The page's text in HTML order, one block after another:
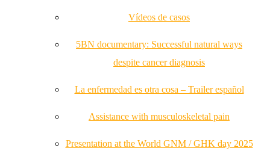
Vídeos de casos
5BN documentary: Successful natural ways
despite cancer diagnosis
La enfermedad es otra cosa – Trailer español
Assistance with musculoskeletal pain
Presentation at the World GNM / GHK day 2025